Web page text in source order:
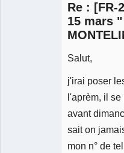
Re : [FR-
15 mars
Salut,
j'irai poser
l'aprèm, il
avant
sait on
mon n° de